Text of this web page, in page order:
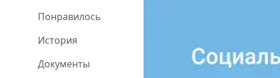
Понравилось
История
Документы